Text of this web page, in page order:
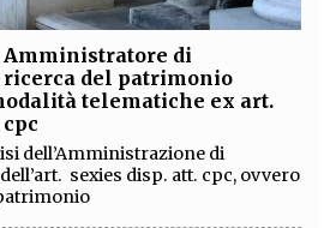
Amministratore di
ricerca del patrimonio
telematiche ex art.
dell’Amministrazione di
sexies disp. att. cpc, ovvero